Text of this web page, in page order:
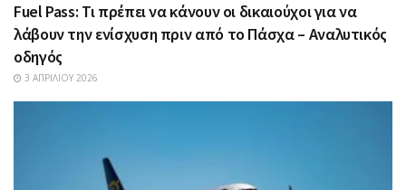
Fuel Pass: Τι πρέπει να κάνουν οι δικαιούχοι για να
λάβουν την ενίσχυση πριν από το Πάσχα – Αναλυτικός
οδηγός
3 ΑΠΡΙΛΊΟΥ 2026